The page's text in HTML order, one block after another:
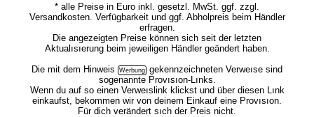
* alle Preise in Euro inkl. gesetzl. MwSt. ggf. zzgl.
Versandkosten. Verfügbarkeit und ggf. Abholpreis beim Händler
erfragen.
Die angezeigten Preise können sich seit der letzten
Aktualısıerung beim jeweiligen Händler geändert haben.
Die mit dem Hinweis
gekennzeichneten Verweıse sind
sogenannte Provısıon-Lınks.
Wenn du auf so einen Verweıslink klickst und über diesen Lınk
einkaufst, bekommen wir von deinem Einkauf eine Provısıon.
Für dich verändert sıch der Preis nicht.